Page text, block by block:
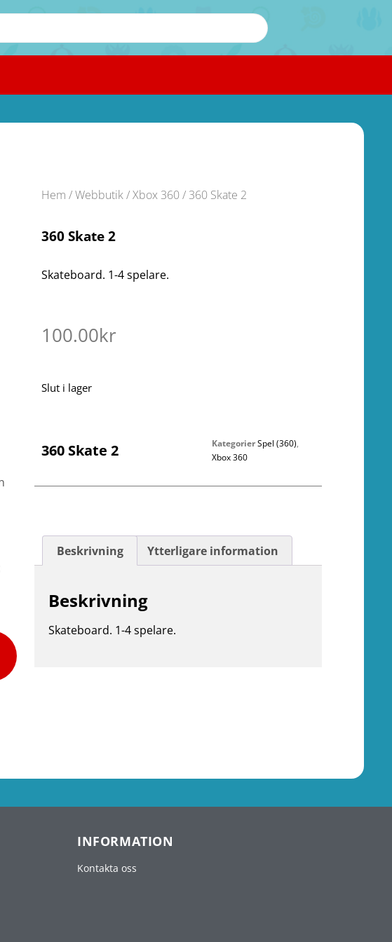
Hem /Webbutik/Xbox 360/ 360 Skate 2
360 Skate 2
Skateboard. 1-4 spelare.
100.00kr
Slut i lager
360 Skate 2 KategorierSpel (360),
Xbox 360
Beskrivning Ytterligare information
Beskrivning
Skateboard. 1-4 spelare.
INFORMATION
Kontakta oss